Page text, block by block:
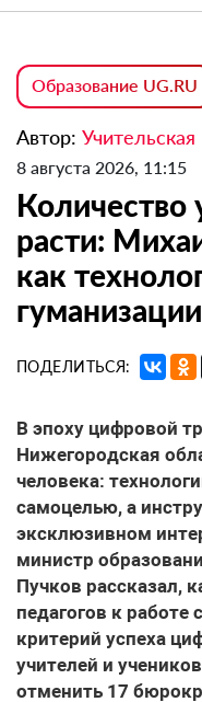
Образование UG.RU
Автор: Учительская
8 августа 2026, 11:15
расти:
как
ПОДЕЛИТЬСЯ:
В эпоху цифровой
Нижегородская
человека:
самоцелью, а
эксклюзивном
министр
Пучков рассказал,
педагогов к
критерий успеха
учителей и
отменить 17